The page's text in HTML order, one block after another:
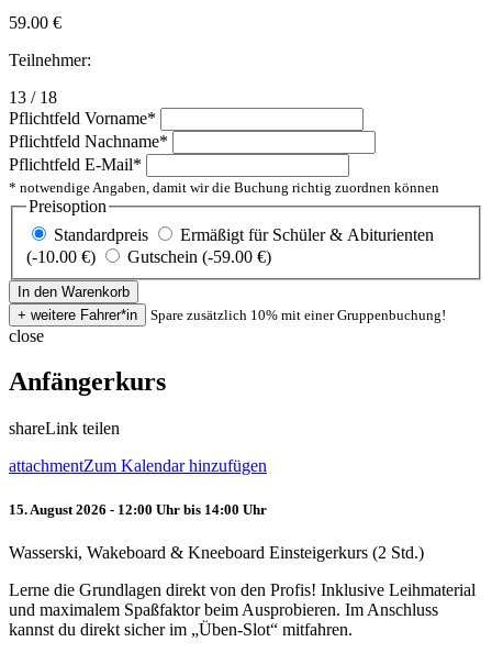
59.00 €
Teilnehmer:
13 / 18
Pflichtfeld Vorname*
Pflichtfeld Nachname*
Pflichtfeld E-Mail*
* notwendige Angaben, damit wir die Buchung richtig zuordnen können
Preisoption
Standardpreis
Ermäßigt für Schüler & Abiturienten
(-10.00 €)
Gutschein (-59.00 €)
Spare zusätzlich 10% mit einer Gruppenbuchung!
close
Anfängerkurs
shareLink teilen
attachmentZum Kalendar hinzufügen
15. August 2026 - 12:00 Uhr bis 14:00 Uhr
Wasserski, Wakeboard & Kneeboard Einsteigerkurs (2 Std.)
Lerne die Grundlagen direkt von den Profis! Inklusive Leihmaterial
und maximalem Spaßfaktor beim Ausprobieren. Im Anschluss
kannst du direkt sicher im „Üben-Slot“ mitfahren.